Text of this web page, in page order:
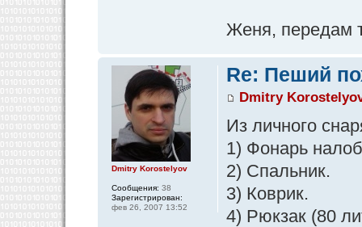
Женя, передам
Re: Пеший
Dmitry
Из личного
1) Фонарь
2) Спальник.
3) Коврик.
4) Рюкзак (80
Dmitry Korostelyov
Сообщения: 38
Зарегистрирован:
фев 26, 2007 13:52